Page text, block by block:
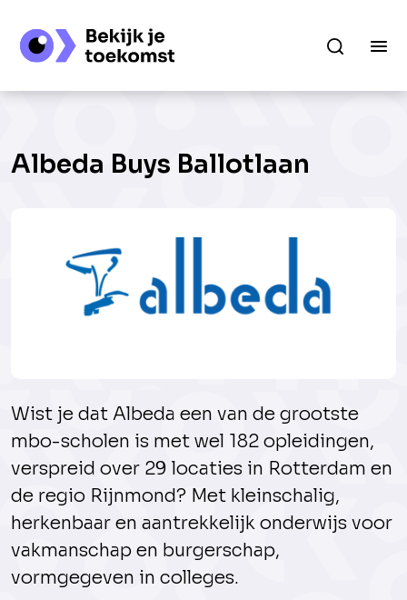
Albeda Buys Ballotlaan
Wist je dat Albeda een van de grootste
mbo-scholen is met wel 182 opleidingen,
verspreid over 29 locaties in Rotterdam en
de regio Rijnmond? Met kleinschalig,
herkenbaar en aantrekkelijk onderwijs voor
vakmanschap en burgerschap,
vormgegeven in colleges.